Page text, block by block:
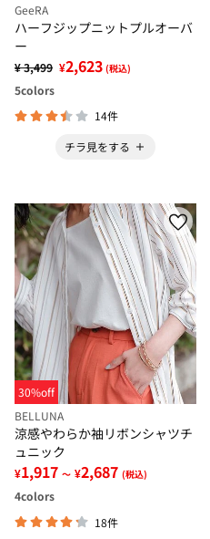
GeeRA
ハーフジップニットプルオーバ
ー
¥ 3,499 ¥2,623 (税込)
5colors
14件
チラ見をする
30%off
BELLUNA
涼感やわらか袖リボンシャツチ
ュニック
¥1,917 ～ ¥2,687 (税込)
4colors
18件